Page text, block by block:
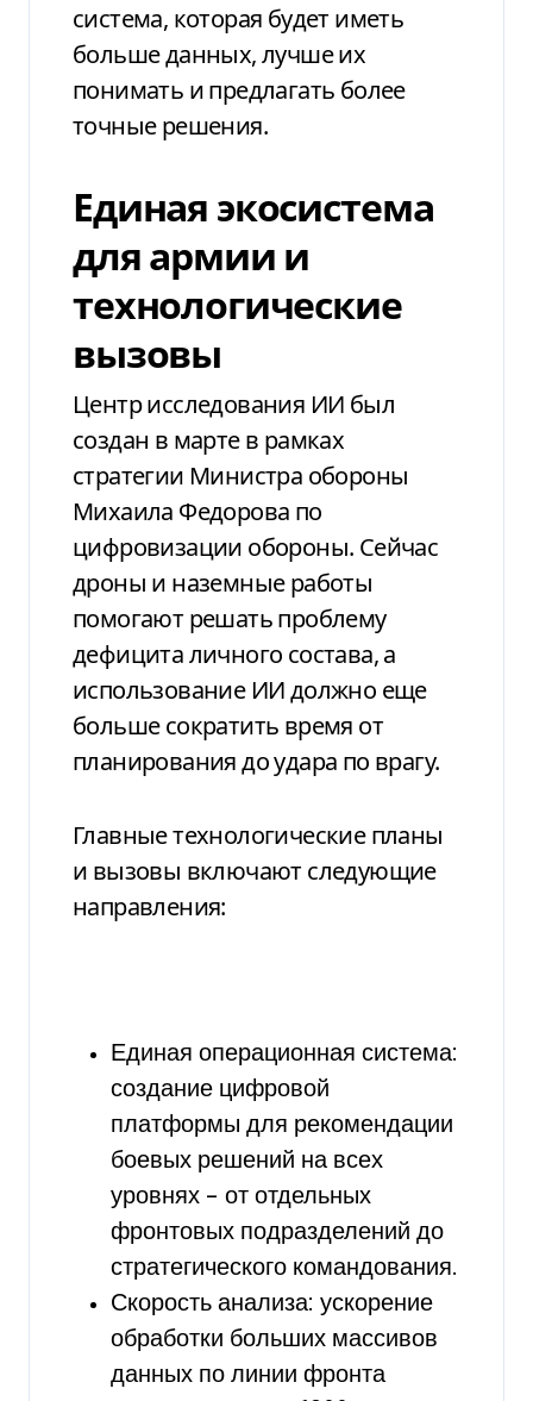
система, которая будет иметь
больше данных, лучше их
понимать и предлагать более
точные решения.
Единая экосистема
для армии и
технологические
вызовы
Центр исследования ИИ был
создан в марте в рамках
стратегии Министра обороны
Михаила Федорова по
цифровизации обороны. Сейчас
дроны и наземные работы
помогают решать проблему
дефицита личного состава, а
использование ИИ должно еще
больше сократить время от
планирования до удара по врагу.
Главные технологические планы
и вызовы включают следующие
направления:
Единая операционная система:
создание цифровой
платформы для рекомендации
боевых решений на всех
уровнях – от отдельных
фронтовых подразделений до
стратегического командования.
Скорость анализа: ускорение
обработки больших массивов
данных по линии фронта